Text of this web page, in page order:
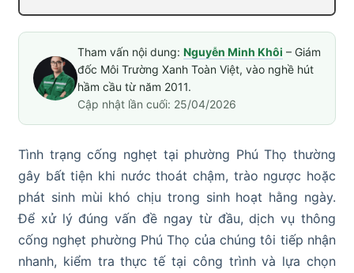
Tham vấn nội dung: Nguyễn Minh Khôi – Giám
đốc Môi Trường Xanh Toàn Việt, vào nghề hút
hầm cầu từ năm 2011.
Cập nhật lần cuối: 25/04/2026
Tình trạng cống nghẹt tại phường Phú Thọ thường
gây bất tiện khi nước thoát chậm, trào ngược hoặc
phát sinh mùi khó chịu trong sinh hoạt hằng ngày.
Để xử lý đúng vấn đề ngay từ đầu, dịch vụ thông
cống nghẹt phường Phú Thọ của chúng tôi tiếp nhận
nhanh, kiểm tra thực tế tại công trình và lựa chọn